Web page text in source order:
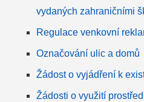
vydaných zahraničními
Regulace venkovní
Označování ulic a domů
Žádost o vyjádření k
Žádosti o využití